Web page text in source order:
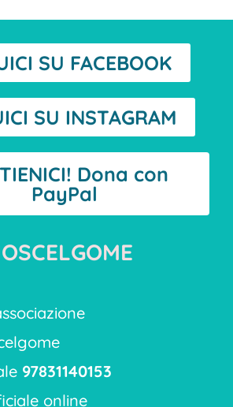
SU FACEBOOK
SU INSTAGRAM
Dona con
PayPal
97831140153
online